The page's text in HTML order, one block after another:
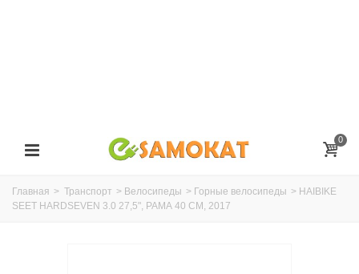
0
Главная > Транспорт > Велосипеды > Горные велосипеды > HAIBIKE
SEET HARDSEVEN 3.0 27,5", РАМА 40 СМ, 2017